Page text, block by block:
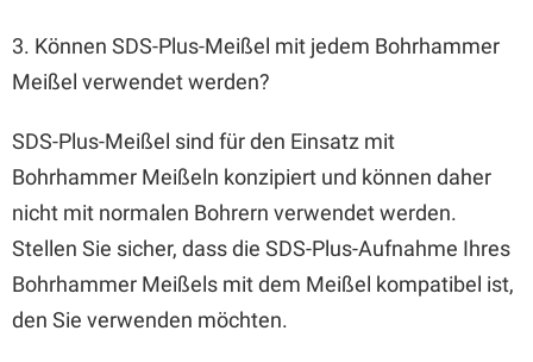
3. Können SDS-Plus-Meißel mit jedem Bohrhammer
Meißel verwendet werden?
SDS-Plus-Meißel sind für den Einsatz mit
Bohrhammer Meißeln konzipiert und können daher
nicht mit normalen Bohrern verwendet werden.
Stellen Sie sicher, dass die SDS-Plus-Aufnahme Ihres
Bohrhammer Meißels mit dem Meißel kompatibel ist,
den Sie verwenden möchten.